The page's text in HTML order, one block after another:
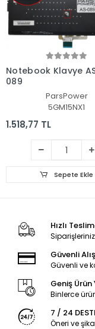
Notebook Klavye
089
ParsPower
5GM15NX1
1.518,77 TL
Sepete Ekle
Hızlı
Güvenli
Güvenli ve
Geniş
Binlerce
7 / 24
Öneri ve